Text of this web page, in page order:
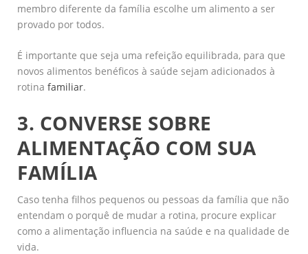
membro diferente da família escolhe um alimento a ser
provado por todos.
É importante que seja uma refeição equilibrada, para que
novos alimentos benéficos à saúde sejam adicionados à
rotina familiar.
3. CONVERSE SOBRE
ALIMENTAÇÃO COM SUA
FAMÍLIA
Caso tenha filhos pequenos ou pessoas da família que não
entendam o porquê de mudar a rotina, procure explicar
como a alimentação influencia na saúde e na qualidade de
vida.